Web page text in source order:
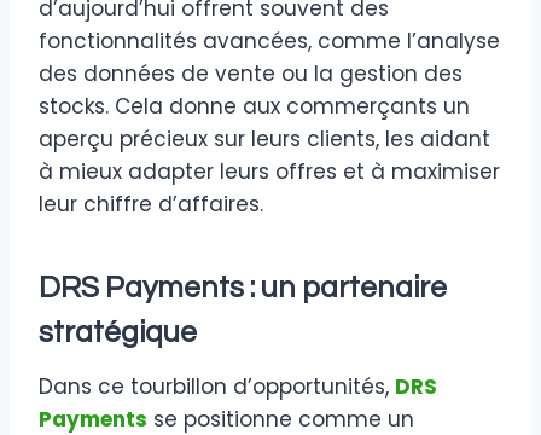
d’aujourd’hui offrent souvent des
fonctionnalités avancées, comme l’analyse
des données de vente ou la gestion des
stocks. Cela donne aux commerçants un
aperçu précieux sur leurs clients, les aidant
à mieux adapter leurs offres et à maximiser
leur chiffre d’affaires.
DRS Payments : un partenaire
stratégique
Dans ce tourbillon d’opportunités, DRS
Payments se positionne comme un